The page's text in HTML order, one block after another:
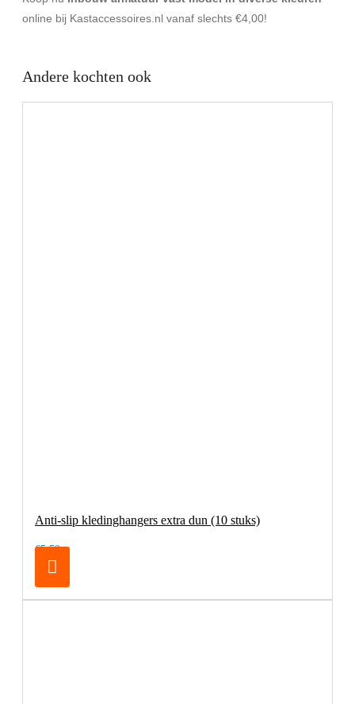
online bij Kastaccessoires.nl vanaf slechts €4,00!
Andere kochten ook
Anti-slip kledinghangers extra dun (10 stuks)
€5,50